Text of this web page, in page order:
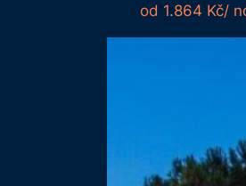
od 1.864 Kč/